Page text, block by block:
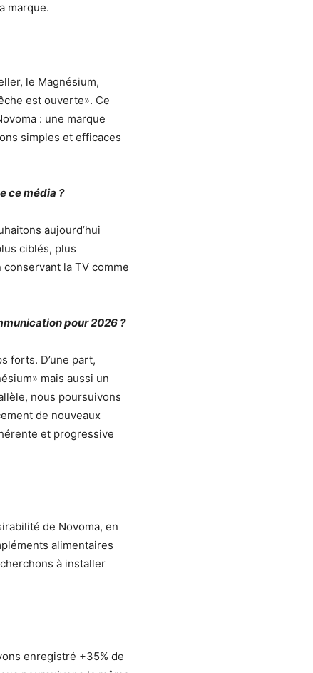
marque.
le Magnésium,
est ouverte». Ce
: une marque
simples et efficaces
ce média ?
aujourd’hui
ciblés, plus
la TV comme
pour 2026 ?
forts. D’une part,
mais aussi un
nous poursuivons
de nouveaux
et progressive
de Novoma, en
alimentaires
à installer
enregistré +35% de